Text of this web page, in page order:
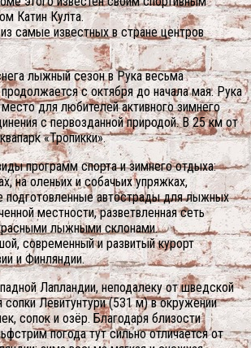
Катин Култа.
самые известных в стране центров
лыжный сезон в Рука весьма
с октября до начала мая. Рука
для любителей активного зимнего
с первозданной природой. В 25 км от
«Тропикки».
программ спорта и зимнего отдыха:
на оленьих и собачьих упряжках,
подготовленные автострады для лыжных
местности, разветвленная сеть
лыжными склонами.
современный и развитый курорт
и Финляндии.
Лапландии, неподалеку от шведской
сопки Левитунтури (531 м) в окружении
сопок и озёр. Благодаря близости
погода тут сильно отличается от